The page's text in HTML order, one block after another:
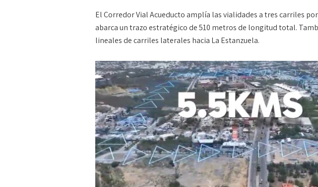
El Corredor Vial Acueducto amplía las vialidades a tres carriles
abarca un trazo estratégico de 510 metros de longitud total.
lineales de carriles laterales hacia La Estanzuela.